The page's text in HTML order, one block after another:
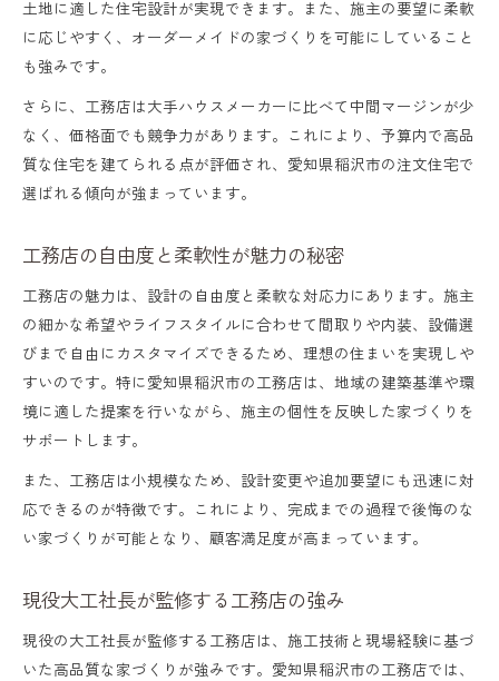
土地に適した住宅設計が実現できます。また、施主の要望に柔軟
に応じやすく、オーダーメイドの家づくりを可能にしていること
も強みです。
さらに、工務店は大手ハウスメーカーに比べて中間マージンが少
なく、価格面でも競争力があります。これにより、予算内で高品
質な住宅を建てられる点が評価され、愛知県稲沢市の注文住宅で
選ばれる傾向が強まっています。
工務店の自由度と柔軟性が魅力の秘密
工務店の魅力は、設計の自由度と柔軟な対応力にあります。施主
の細かな希望やライフスタイルに合わせて間取りや内装、設備選
びまで自由にカスタマイズできるため、理想の住まいを実現しや
すいのです。特に愛知県稲沢市の工務店は、地域の建築基準や環
境に適した提案を行いながら、施主の個性を反映した家づくりを
サポートします。
また、工務店は小規模なため、設計変更や追加要望にも迅速に対
応できるのが特徴です。これにより、完成までの過程で後悔のな
い家づくりが可能となり、顧客満足度が高まっています。
現役大工社長が監修する工務店の強み
現役の大工社長が監修する工務店は、施工技術と現場経験に基づ
いた高品質な家づくりが強みです。愛知県稲沢市の工務店では、